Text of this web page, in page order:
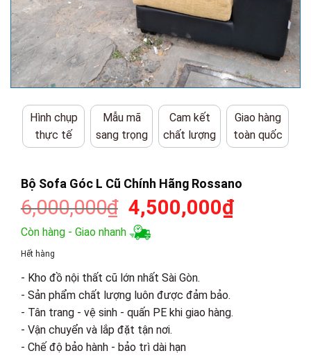
Hình chụp
thực tế
Mẫu mã
sang trọng
Cam kết
chất lượng
Giao hàng
toàn quốc
Bộ Sofa Góc L Cũ Chính Hãng Rossano
6,000,000₫ Giá
gốc
là:
4,500,000₫Giá
Còn hàng - Giao nhanh
Hết hàng
- Kho đồ nội thất cũ lớn nhất Sài Gòn.
- Sản phẩm chất lượng luôn được đảm bảo.
- Tân trang - vệ sinh - quấn PE khi giao hàng.
- Vận chuyển và lắp đặt tận nơi.
- Chế độ bảo hành - bảo trì dài hạn